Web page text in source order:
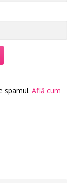
spamul. Află cum